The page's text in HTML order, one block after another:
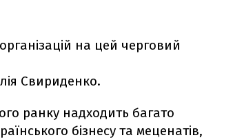
на цей черговий
Свириденко.
ранку надходить багато
бізнесу та меценатів,